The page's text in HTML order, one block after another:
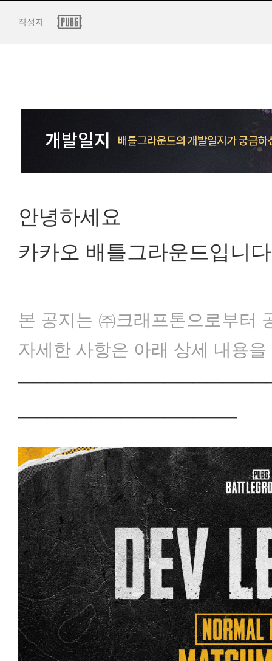
작성자
안녕하세요
카카오 배틀그라운드입니
본 공지는 ㈜크래프톤으로부터
자세한 사항은 아래 상세 내용
───────────────